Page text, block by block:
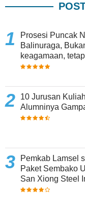
Prosesi Puncak
Balinuraga,
keagamaan,
yang
10 Jurusan
Alumninya
Pemkab Lamsel
Paket Sembako
San Xiong Steel